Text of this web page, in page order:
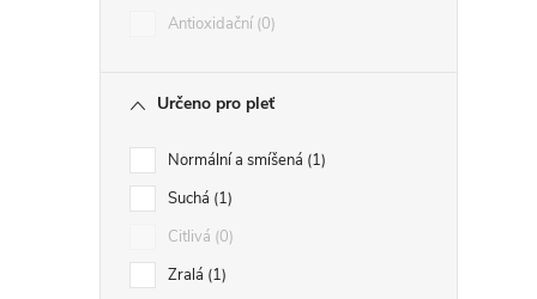
Antioxidační 0
Určeno pro pleť
Normální a smíšená 1
Suchá 1
Citlivá 0
Zralá 1